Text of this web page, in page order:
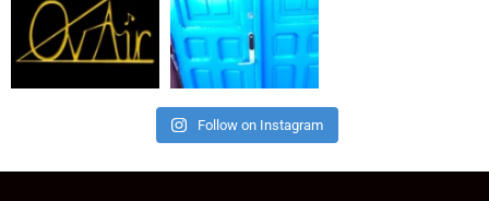
Follow on Instagram